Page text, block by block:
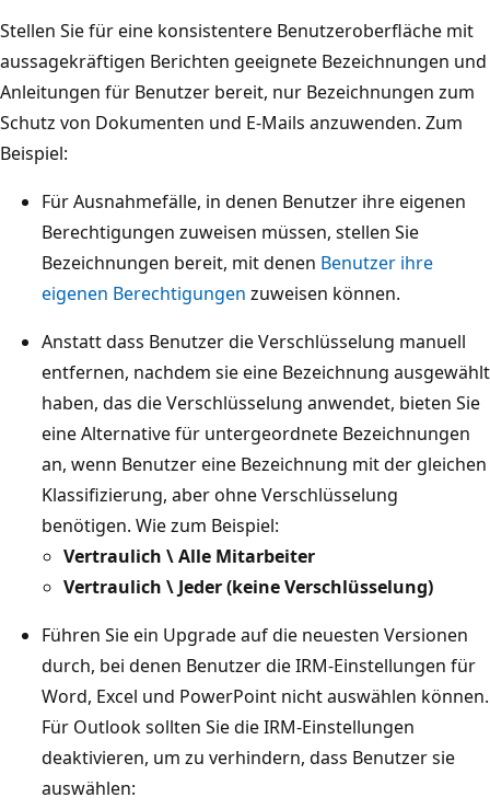
Stellen Sie für eine konsistentere Benutzeroberfläche mit
aussagekräftigen Berichten geeignete Bezeichnungen und
Anleitungen für Benutzer bereit, nur Bezeichnungen zum
Schutz von Dokumenten und E-Mails anzuwenden. Zum
Beispiel:
Für Ausnahmefälle, in denen Benutzer ihre eigenen
Berechtigungen zuweisen müssen, stellen Sie
Bezeichnungen bereit, mit denen Benutzer ihre
eigenen Berechtigungen zuweisen können.
Anstatt dass Benutzer die Verschlüsselung manuell
entfernen, nachdem sie eine Bezeichnung ausgewählt
haben, das die Verschlüsselung anwendet, bieten Sie
eine Alternative für untergeordnete Bezeichnungen
an, wenn Benutzer eine Bezeichnung mit der gleichen
Klassifizierung, aber ohne Verschlüsselung
benötigen. Wie zum Beispiel:
Vertraulich \ Alle Mitarbeiter
Vertraulich \ Jeder (keine Verschlüsselung)
Führen Sie ein Upgrade auf die neuesten Versionen
durch, bei denen Benutzer die IRM-Einstellungen für
Word, Excel und PowerPoint nicht auswählen können.
Für Outlook sollten Sie die IRM-Einstellungen
deaktivieren, um zu verhindern, dass Benutzer sie
auswählen: